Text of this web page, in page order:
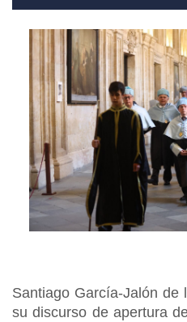
Santiago García-Jalón de
su discurso de apertura